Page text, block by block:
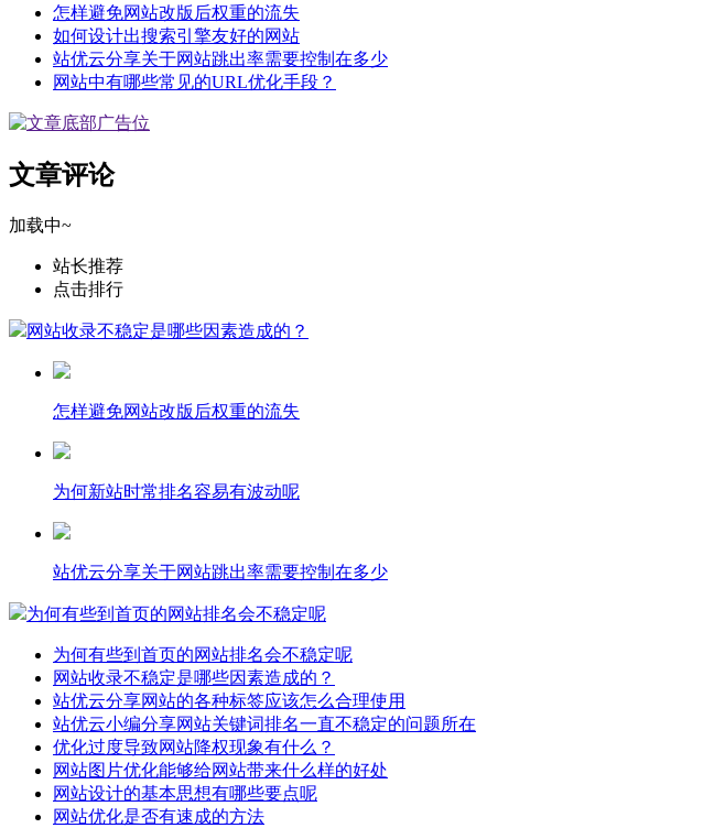
怎样避免网站改版后权重的流失
如何设计出搜索引擎友好的网站
站优云分享关于网站跳出率需要控制在多少
网站中有哪些常见的URL优化手段？
文章评论
加载中~
站长推荐
点击排行
网站收录不稳定是哪些因素造成的？
怎样避免网站改版后权重的流失
为何新站时常排名容易有波动呢
站优云分享关于网站跳出率需要控制在多少
为何有些到首页的网站排名会不稳定呢
为何有些到首页的网站排名会不稳定呢
网站收录不稳定是哪些因素造成的？
站优云分享网站的各种标签应该怎么合理使用
站优云小编分享网站关键词排名一直不稳定的问题所在
优化过度导致网站降权现象有什么？
网站图片优化能够给网站带来什么样的好处
网站设计的基本思想有哪些要点呢
网站优化是否有速成的方法